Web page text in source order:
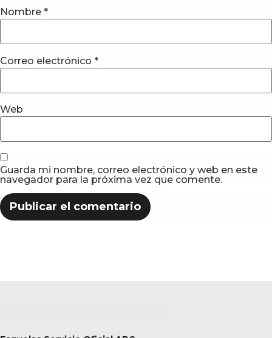
Nombre *
Correo electrónico *
Web
Guarda mi nombre, correo electrónico y web en este
navegador para la próxima vez que comente.